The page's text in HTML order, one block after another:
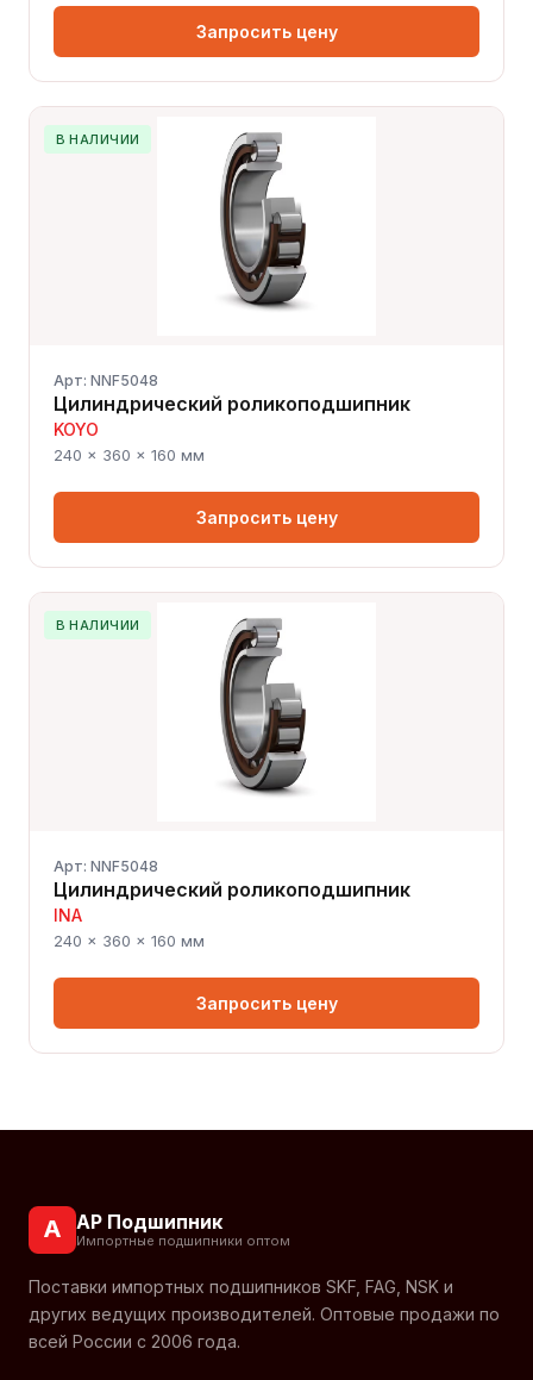
Запросить цену
В НАЛИЧИИ
Арт: NNF5048
Цилиндрический роликоподшипник
KOYO
240 × 360 × 160 мм
Запросить цену
В НАЛИЧИИ
Арт: NNF5048
Цилиндрический роликоподшипник
INA
240 × 360 × 160 мм
Запросить цену
А АР Подшипник
Импортные подшипники оптом
Поставки импортных подшипников SKF, FAG, NSK и
других ведущих производителей. Оптовые продажи по
всей России с 2006 года.